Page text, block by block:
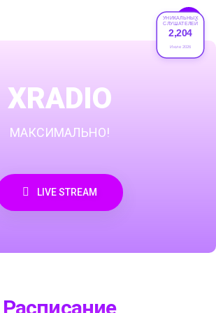
УНИКАЛЬНЫХ
СЛУШАТЕЛЕЙ
2,204
Июле 2026
XRADIO
МАКСИМАЛЬНО!
LIVE STREAM
Расписание